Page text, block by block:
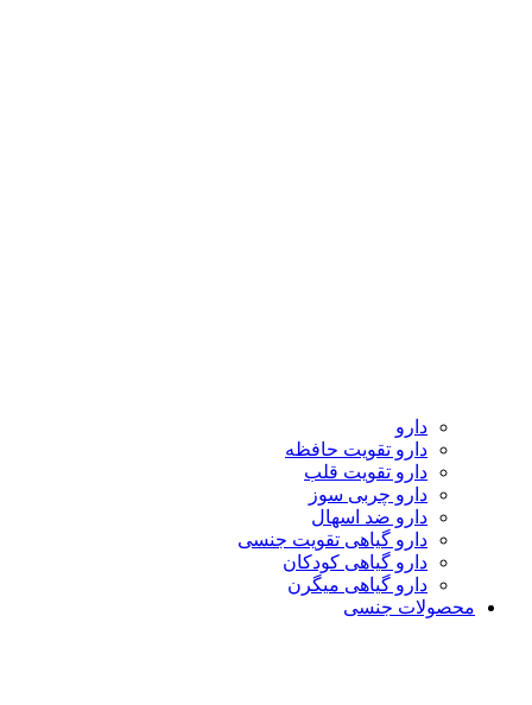
دارو
دارو تقویت حافظه
دارو تقویت قلب
دارو چربی سوز
دارو ضد اسهال
دارو گیاهی تقویت جنسی
دارو گیاهی کودکان
دارو گیاهی میگرن
محصولات جنسی